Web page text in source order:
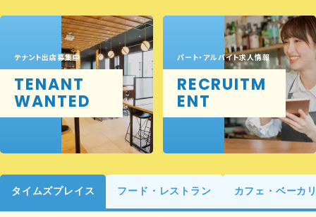
テナント出店募集中
TENANT
WANTED
パート・アルバイト求人情報
RECRUITM
ENT
タイムズプレイス フード・レストラン カフェ・ベーカ